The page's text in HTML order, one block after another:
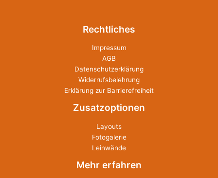
Rechtliches
Impressum
AGB
Datenschutzerklärung
Widerrufsbelehrung
Erklärung zur Barrierefreiheit
Zusatzoptionen
Layouts
Fotogalerie
Leinwände
Mehr erfahren